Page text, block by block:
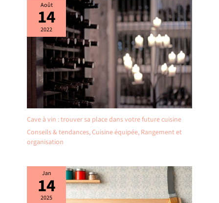
Août
14
2022
Cave à vin : trouver sa place dans votre future cuisine
Conseils & tendances,Cuisine équipée, Rangement et
organisation
Jan
14
2025